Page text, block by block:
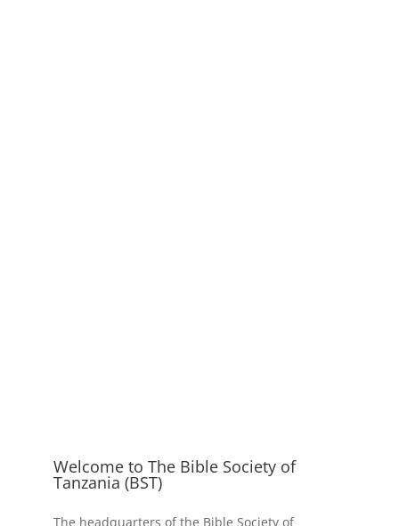
Welcome to The Bible Society of
Tanzania (BST)
The headquarters of the Bible Society of